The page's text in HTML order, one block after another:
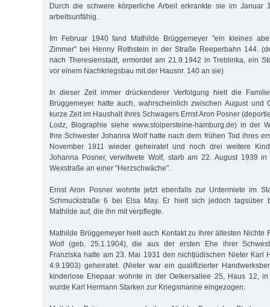
Durch die schwere körperliche Arbeit erkrankte sie im Januar
arbeitsunfähig.
Im Februar 1940 fand Mathilde Brüggemeyer "ein kleines
Zimmer" bei Henny Rothstein in der Straße Reeperbahn 144.
nach Theresienstadt, ermordet am 21.9.1942 in Treblinka, ein
vor einem Nachkriegsbau mit der Hausnr. 140 an sie)
In dieser Zeit immer drückenderer Verfolgung hielt die
Brüggemeyer hatte auch, wahrscheinlich zwischen August und
kurze Zeit im Haushalt ihres Schwagers Ernst Aron Posner
Lodz, Biographie siehe www.stolpersteine-hamburg.de) in der
Ihre Schwester Johanna Wolf hatte nach dem frühen Tod ihres
November 1911 wieder geheiratet und noch drei weitere
Johanna Posner, verwitwete Wolf, starb am 22. August 1939
Wexstraße an einer "Herzschwäche".
Ernst Aron Posner wohnte jetzt ebenfalls zur Untermiete im
Schmuckstraße 6 bei Elsa May. Er hielt sich jedoch tagsüber
Mathilde auf, die ihn mit verpflegte.
Mathilde Brüggemeyer hielt auch Kontakt zu ihrer ältesten Nichte
Wolf (geb. 25.1.1904), die aus der ersten Ehe ihrer
Franziska hatte am 23. Mai 1931 den nichtjüdischen Nieter Karl
4.9.1903) geheiratet. (Nieter war ein qualifizierter
kinderlose Ehepaar wohnte in der Oelkersallee 25, Haus 12,
wurde Karl Hermann Starken zur Kriegsmarine eingezogen.